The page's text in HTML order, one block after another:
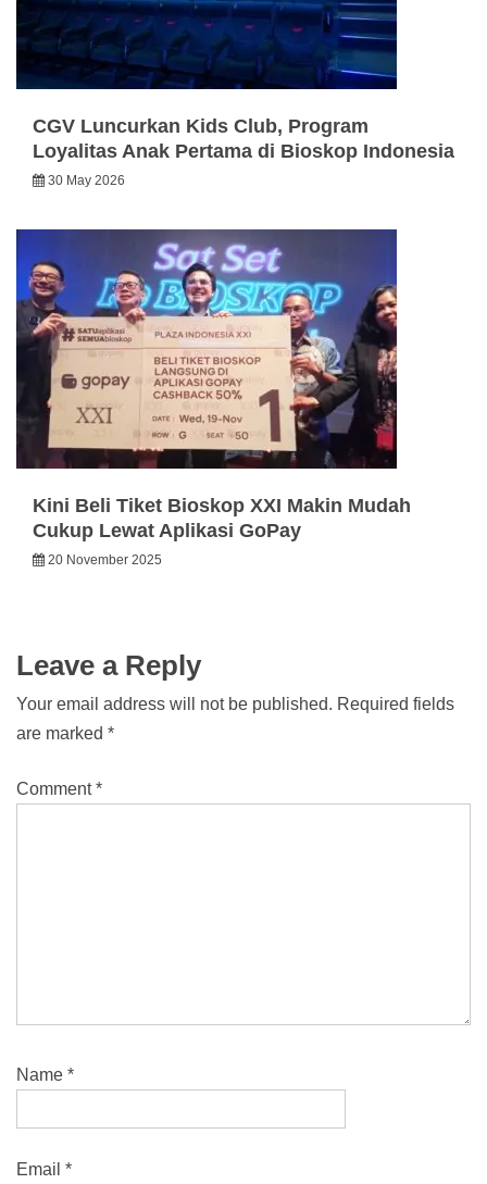
CGV Luncurkan Kids Club, Program
Loyalitas Anak Pertama di Bioskop Indonesia
30 May 2026
Kini Beli Tiket Bioskop XXI Makin Mudah
Cukup Lewat Aplikasi GoPay
20 November 2025
Leave a Reply
Your email address will not be published. Required fields
are marked *
Comment*
Name *
Email *